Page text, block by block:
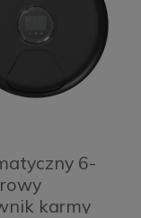
6-
karmy